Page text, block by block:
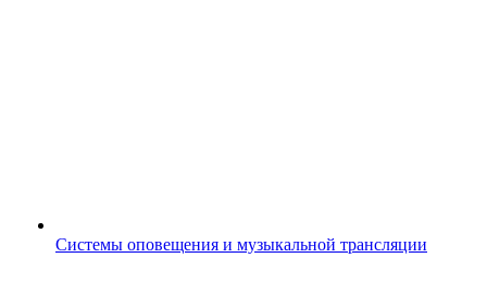
Системы оповещения и музыкальной трансляции